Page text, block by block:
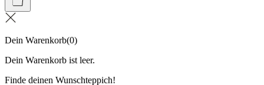
Dein Warenkorb(0)
Dein Warenkorb ist leer.
Finde deinen Wunschteppich!